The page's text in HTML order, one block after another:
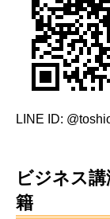
LINE ID:
ビジネス
籍